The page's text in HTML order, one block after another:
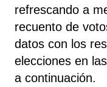
refrescando a
recuento de
datos con los
elecciones en
a continuación.